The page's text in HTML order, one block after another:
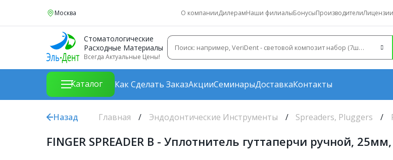
Москва О компанииДилерамНаши филиалыБонусыПроизводителиЛицензии
Стоматологические
Расходные Материалы
Всегда Актуальные Цены!
Каталог Как Сделать ЗаказАкцииСеминарыДоставкаКонтакты
Назад Главная Эндодонтические Инструменты Spreaders, Pluggers
FINGER SPREADER В - Уплотнитель гуттаперчи ручной,